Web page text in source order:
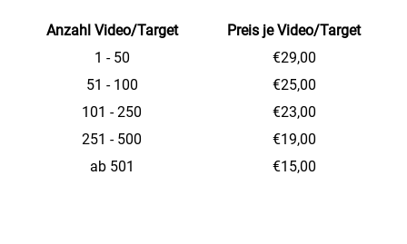
Anzahl Video/Target
Preis je Video/Target
1 - 50
€29,00
51 - 100
€25,00
101 - 250
€23,00
251 - 500
€19,00
ab 501
€15,00